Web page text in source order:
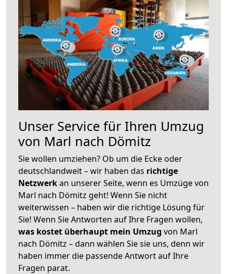
Unser Service für Ihren Umzug
von Marl nach Dömitz
Sie wollen umziehen? Ob um die Ecke oder
deutschlandweit – wir haben das richtige
Netzwerkan unserer Seite, wenn es Umzüge von
Marl nach Dömitz geht! Wenn Sie nicht
weiterwissen – haben wir die richtige Lösung für
Sie! Wenn Sie Antworten auf Ihre Fragen wollen,
was kostet überhaupt mein Umzug von Marl
nach Dömitz – dann wählen Sie sie uns, denn wir
haben immer die passende Antwort auf Ihre
Fragen parat.